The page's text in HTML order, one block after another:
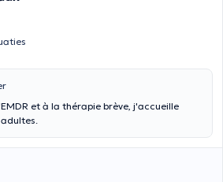
et à la thérapie brève, j'accueille